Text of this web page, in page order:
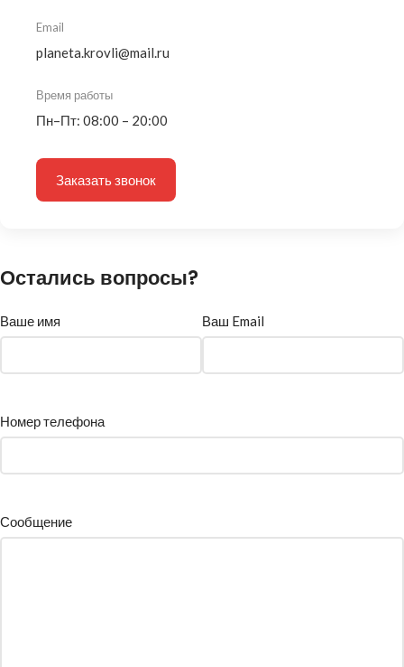
Email
planeta.krovli@mail.ru
Время работы
Пн–Пт: 08:00 – 20:00
Заказать звонок
Остались вопросы?
Ваше имя Ваш Email
Номер телефона
Сообщение